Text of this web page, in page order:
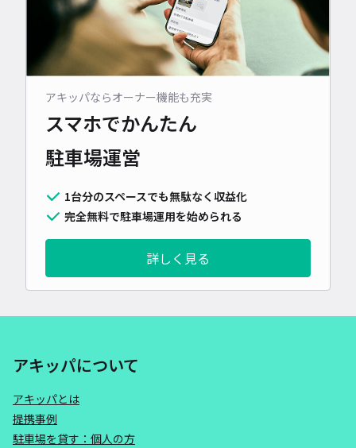
アキッパならオーナー機能も充実
スマホでかんたん
駐車場運営
1台分のスペースでも無駄なく収益化
完全無料で駐車場運用を始められる
詳しく見る
アキッパについて
アキッパとは
提携事例
駐車場を貸す：個人の方